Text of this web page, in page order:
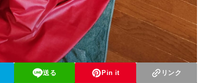
送る Pin it リンク